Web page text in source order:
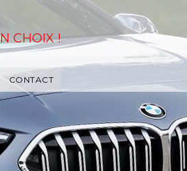
CHOIX !
CONTACT